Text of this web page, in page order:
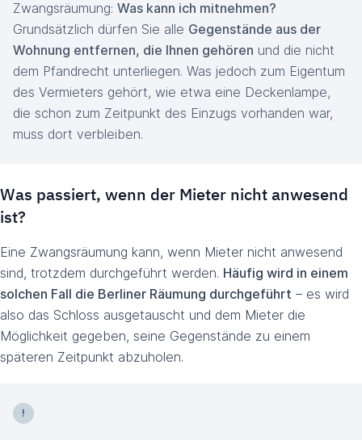
Zwangsräumung: Was kann ich mitnehmen?
Grundsätzlich dürfen Sie alle Gegenstände aus der
Wohnung entfernen, die Ihnen gehören und die nicht
dem Pfandrecht unterliegen. Was jedoch zum Eigentum
des Vermieters gehört, wie etwa eine Deckenlampe,
die schon zum Zeitpunkt des Einzugs vorhanden war,
muss dort verbleiben.
Was passiert, wenn der Mieter nicht anwesend
ist?
Eine Zwangsräumung kann, wenn Mieter nicht anwesend
sind, trotzdem durchgeführt werden. Häufig wird in einem
solchen Fall die Berliner Räumung durchgeführt – es wird
also das Schloss ausgetauscht und dem Mieter die
Möglichkeit gegeben, seine Gegenstände zu einem
späteren Zeitpunkt abzuholen.